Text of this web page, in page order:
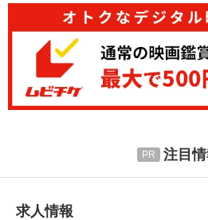
注目
求人情報